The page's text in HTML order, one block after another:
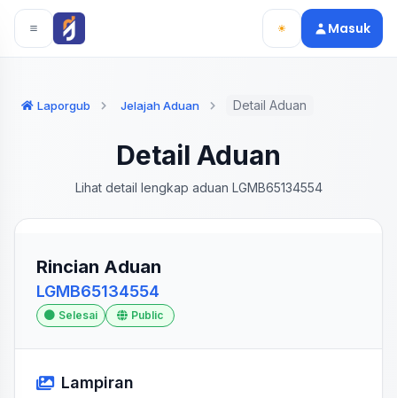
Langsung ke konten utama
Langsung ke navigasi
Masuk
Laporgub Jelajah Aduan Detail Aduan
Detail Aduan
Lihat detail lengkap aduan LGMB65134554
Rincian Aduan
LGMB65134554
Selesai Public
Lampiran